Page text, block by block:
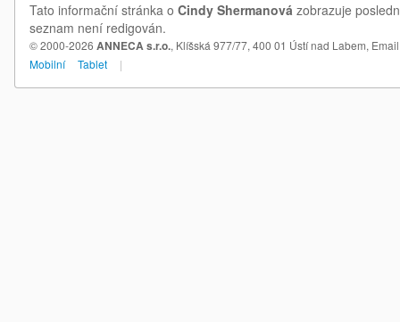
Tato informační stránka o Cindy Shermanová zobrazuje
seznam není redigován.
© 2000-2026 ANNECA s.r.o., Klíšská 977/77, 400 01 Ústí nad Labem,
Mobilní
Tablet |